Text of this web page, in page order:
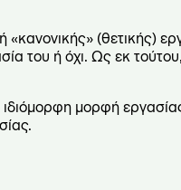
(θετικής)
του ή όχι. Ως εκ
ιδιόμορφη μορφή